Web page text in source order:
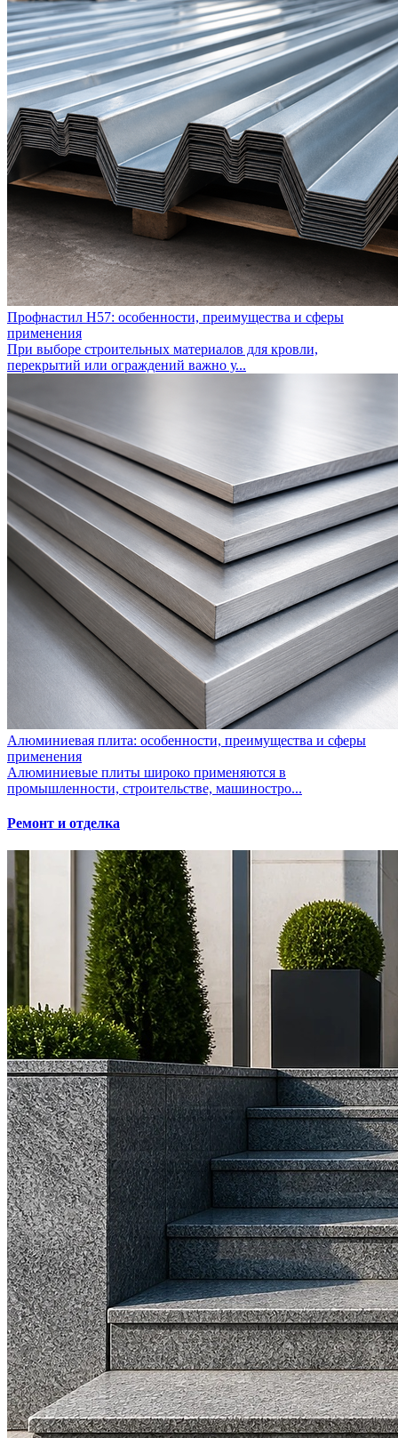
Профнастил Н57: особенности, преимущества и сферы
применения
При выборе строительных материалов для кровли,
перекрытий или ограждений важно у...
Алюминиевая плита: особенности, преимущества и сферы
применения
Алюминиевые плиты широко применяются в
промышленности, строительстве, машиностро...
Ремонт и отделка